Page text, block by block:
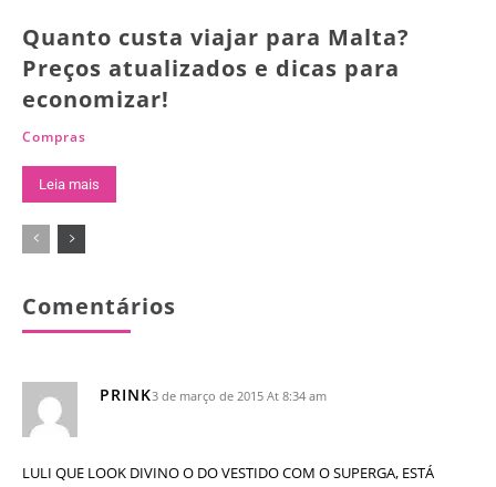
Quanto custa viajar para Malta?
Preços atualizados e dicas para
economizar!
Compras
Leia mais
Comentários
PRINK3 de março de 2015 At 8:34 am
LULI QUE LOOK DIVINO O DO VESTIDO COM O SUPERGA, ESTÁ